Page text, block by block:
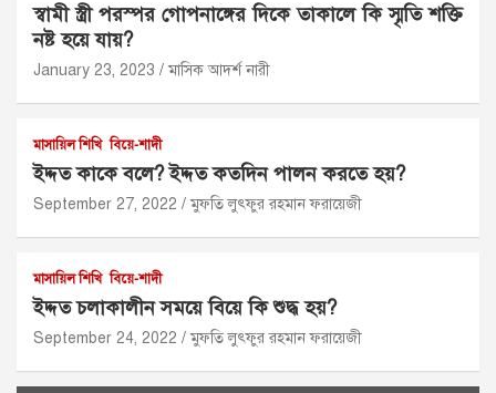
স্বামী স্ত্রী পরস্পর গোপনাঙ্গের দিকে তাকালে কি স্মৃতি শক্তি
নষ্ট হয়ে যায়?
January 23, 2023 মাসিক আদর্শ নারী
মাসায়িল শিখি বিয়ে-শাদী
ইদ্দত কাকে বলে? ইদ্দত কতদিন পালন করতে হয়?
September 27, 2022 মুফতি লুৎফুর রহমান ফরায়েজী
মাসায়িল শিখি বিয়ে-শাদী
ইদ্দত চলাকালীন সময়ে বিয়ে কি শুদ্ধ হয়?
September 24, 2022 মুফতি লুৎফুর রহমান ফরায়েজী